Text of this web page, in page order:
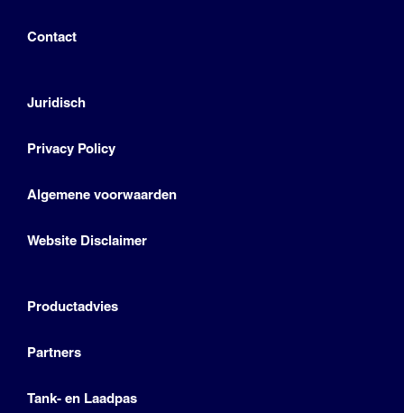
Contact
Juridisch
Privacy Policy
Algemene voorwaarden
Website Disclaimer
Productadvies
Partners
Tank- en Laadpas